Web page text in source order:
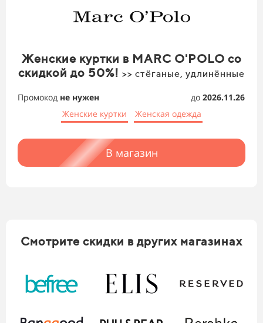
Женские куртки в MARC O'POLO со
скидкой до 50%! >> стёганые, удлинённые
Промокод не нужен до 2026.11.26
Женские куртки
Женская одежда
В магазин
Смотрите скидки в других магазинах